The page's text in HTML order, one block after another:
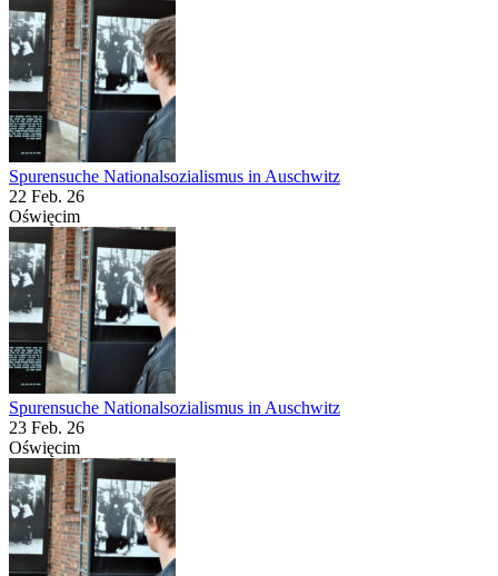
Spurensuche Nationalsozialismus in Auschwitz
22 Feb. 26
Oświęcim
Spurensuche Nationalsozialismus in Auschwitz
23 Feb. 26
Oświęcim